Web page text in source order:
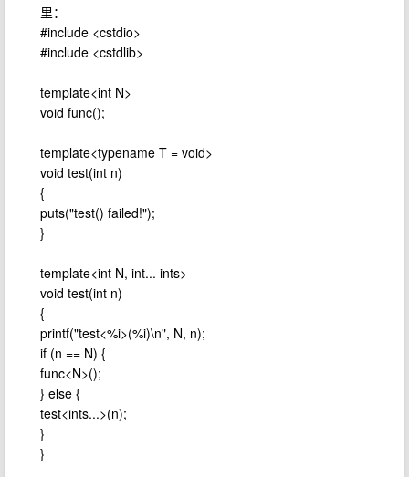
里：
#include <cstdio>
#include <cstdlib>
template<int N>
void func();
template<typename T = void>
void test(int n)
{
puts("test() failed!");
}
template<int N, int... ints>
void test(int n)
{
printf("test<%i>(%i)\n", N, n);
if (n == N) {
func<N>();
} else {
test<ints...>(n);
}
}